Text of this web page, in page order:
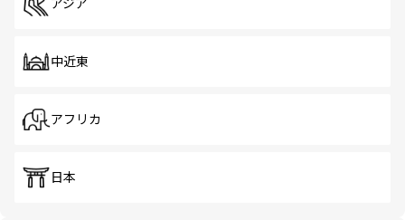
アジア
中近東
アフリカ
日本